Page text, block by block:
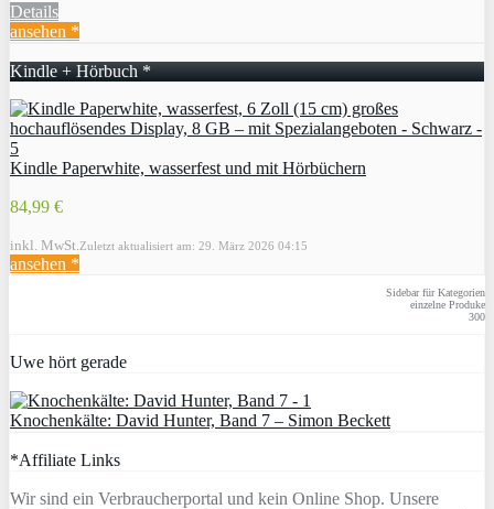
Details
ansehen *
Kindle + Hörbuch *
Kindle Paperwhite, wasserfest und mit Hörbüchern
84,99 €
inkl. MwSt. Zuletzt aktualisiert am: 29. März 2026 04:15
ansehen *
Sidebar für Kategorien
einzelne Produke
300
Uwe hört gerade
Knochenkälte: David Hunter, Band 7 – Simon Beckett
*Affiliate Links
Wir sind ein Verbraucherportal und kein Online Shop. Unsere